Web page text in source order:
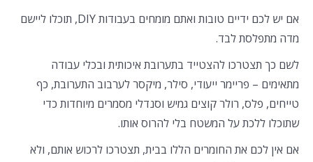
אם יש לכם ידיים טובות ואתם מומחים בעבודות DIY, תוכלו ליישם
מדה מתפלסת לבד.
לשם כך תצטרכו להצטייד בתערובת איכותית ובכלי עבודה
מתאימים – פריימר ייעודי, סילר, מיקסר לערבוב התערובת, כף
טייחים, פלס, רולר קוצים גמיש וסנדלי מסמרים מיוחדות כדי
שתוכלו ללכת על המשטח בלי להרוס אותו.
אם אין לכם את החומרים הללו בבית, תצטרכו לרכוש אותם, ולא